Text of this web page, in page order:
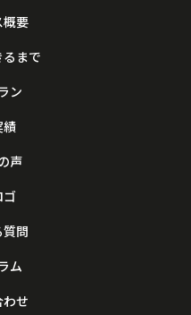
概要
るまで
ン
績
声
ゴ
問
ム
せ